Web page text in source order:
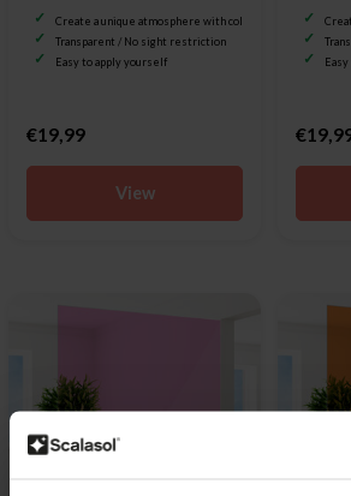
Create a unique atmosphere with color
Transparent / No sight restriction
Easy to apply yourself
€19,99
View